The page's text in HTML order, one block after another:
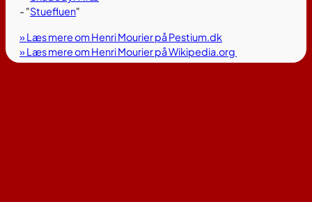
- "Stuefluen"
» Læs mere om Henri Mourier på Pestium.dk
» Læs mere om Henri Mourier på Wikipedia.org